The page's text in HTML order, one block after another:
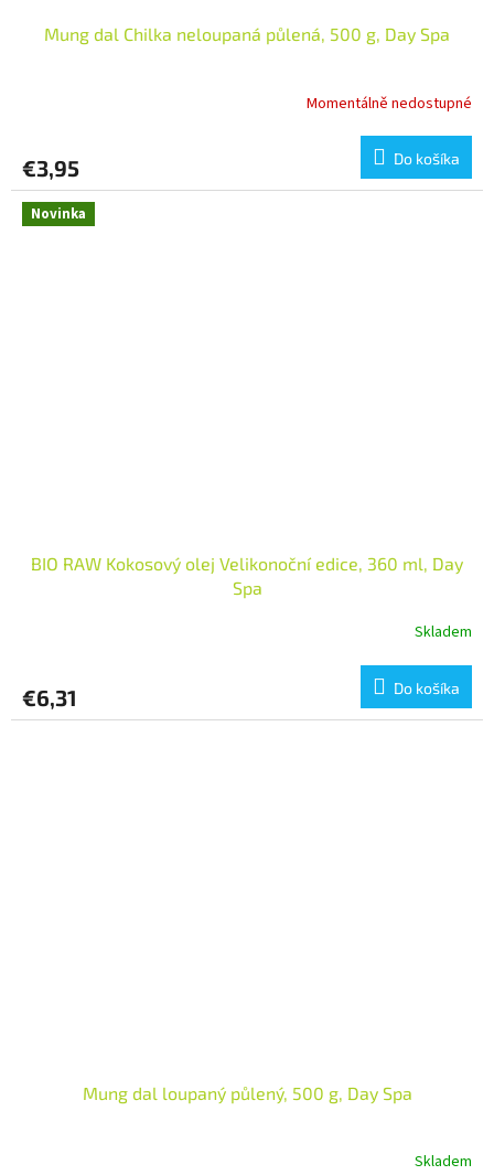
Mung dal Chilka neloupaná půlená, 500 g, Day Spa
Momentálně nedostupné
€3,95 Do košíka
Novinka
BIO RAW Kokosový olej Velikonoční edice, 360 ml, Day
Spa
Skladem
€6,31 Do košíka
Mung dal loupaný půlený, 500 g, Day Spa
Skladem